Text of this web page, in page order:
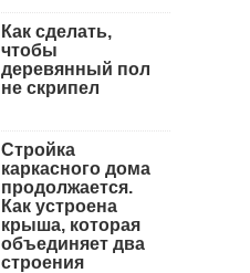
Как сделать,
чтобы
деревянный пол
не скрипел
Стройка
каркасного дома
продолжается.
Как устроена
крыша, которая
объединяет два
строения